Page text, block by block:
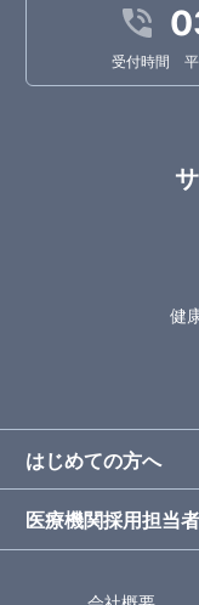
受付時間 平
健
はじめての方へ
医療機関採用担当